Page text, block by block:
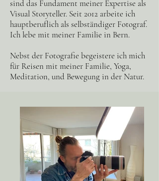
sind das Fundament meiner Expertise als
Visual Storyteller. Seit 2012 arbeite ich
hauptberuflich als selbständiger Fotograf.
Ich lebe mit meiner Familie in Bern.
Nebst der Fotografie begeistere ich mich
für Reisen mit meiner Familie, Yoga,
Meditation, und Bewegung in der Natur.